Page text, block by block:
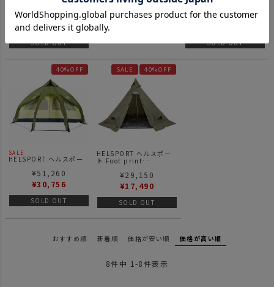
プ12-14人用 テント
¥197,560
¥118,536
SOLD OUT
ーム用 インナーテント
¥65,890
付属 4～6人用
¥73,480
SOLD OUT
40%OFF
SALE
HELSPORT ヘルスポー
inner バランゲルドーム
用 インナーテント
¥51,260
¥30,756
SOLD OUT
SALE 40%OFF
HELSPORT ヘルスポー
ト Foot print
ットプリント グラウンド
¥29,150
¥17,490
SOLD OUT
おすすめ順 新着順 価格が安い順 価格が高い順
8件中 1 -8件表示